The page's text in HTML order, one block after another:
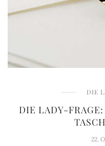
DIE
DIE LADY-
22.